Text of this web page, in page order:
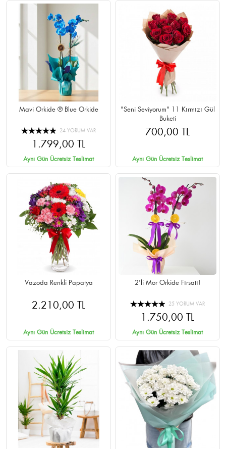
Mavi Orkide ® Blue Orkide
24 YORUM VAR
1.799,00 TL
Aynı Gün Ücretsiz Teslimat
"Seni Seviyorum" 11 Kırmızı Gül
Buketi
700,00 TL
Aynı Gün Ücretsiz Teslimat
Vazoda Renkli Papatya
2.210,00 TL
Aynı Gün Ücretsiz Teslimat
2'li Mor Orkide Fırsatı!
25 YORUM VAR
1.750,00 TL
Aynı Gün Ücretsiz Teslimat